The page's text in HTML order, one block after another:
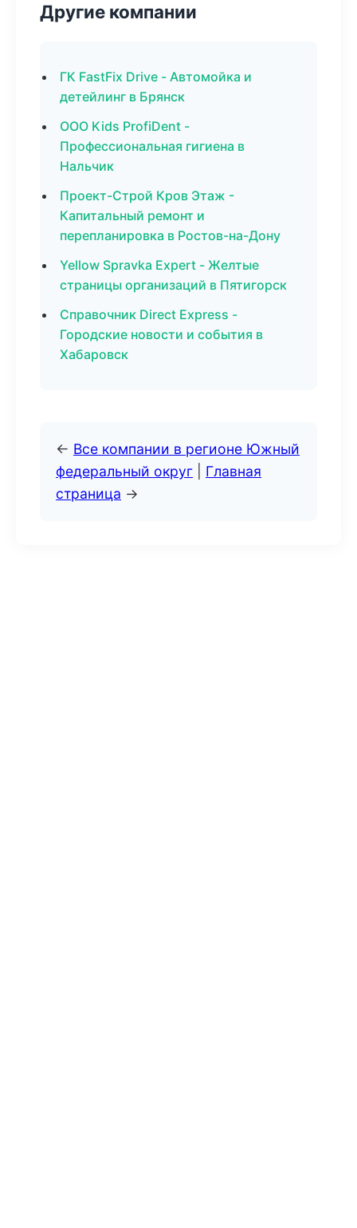
Другие компании
ГК FastFix Drive - Автомойка и
детейлинг в Брянск
ООО Kids ProfiDent -
Профессиональная гигиена в
Нальчик
Проект-Строй Кров Этаж -
Капитальный ремонт и
перепланировка в Ростов-на-Дону
Yellow Spravka Expert - Желтые
страницы организаций в Пятигорск
Справочник Direct Express -
Городские новости и события в
Хабаровск
← Все компании в регионе Южный
федеральный округ
Главная
страница →